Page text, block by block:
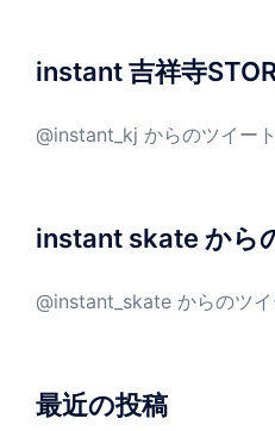
instant 吉祥寺
@instant_kj からのツイート
instant skate から
@instant_skate からのツイ
最近の投稿